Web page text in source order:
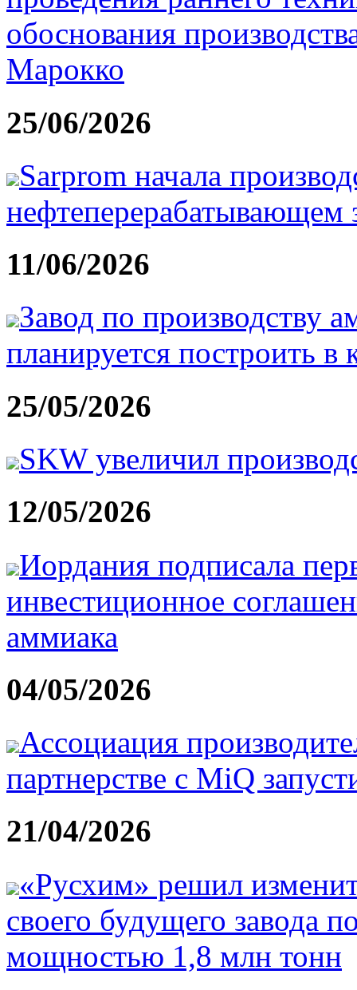
обоснования
Марокко
25/06/2026
Sarprom начала
нефтеперерабатывающем
11/06/2026
Завод по производству
планируется построить в
25/05/2026
SKW увеличил
12/05/2026
Иордания подписала
инвестиционное
аммиака
04/05/2026
Ассоциация
партнерстве с MiQ
21/04/2026
«Русхим» решил
своего будущего завода
мощностью 1,8 млн тонн